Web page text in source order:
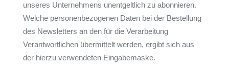
unseres Unternehmens unentgeltlich zu abonnieren.
Welche personenbezogenen Daten bei der Bestellung
des Newsletters an den für die Verarbeitung
Verantwortlichen übermittelt werden, ergibt sich aus
der hierzu verwendeten Eingabemaske.